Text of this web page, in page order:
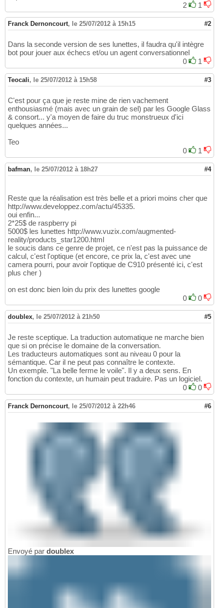
2
1
Franck Dernoncourt, le 25/07/2012 à 15h15 #2
Dans la seconde version de ses lunettes, il faudra qu'il intègre
bot pour jouer aux échecs et/ou un agent conversationnel
0
1
Teocali, le 25/07/2012 à 15h58 #3
C'est pour ça que je reste mine de rien vachement
enthousiasmé (mais avec un grain de sel) par les Google Glass
& consort... y'a moyen de faire du truc monstrueux d'ici
quelques années...
Teo
0
1
bafman, le 25/07/2012 à 18h27 #4
Reste que la réalisation est très belle et a priori moins cher que
http://www.developpez.com/actu/45335.
oui enfin...
2*25$ de raspberry pi
5000$ les lunettes http://www.vuzix.com/augmented-
reality/products_star1200.html
le soucis dans ce genre de projet, ce n'est pas la puissance de
calcul, c'est l'optique (et encore, ce prix la, c'est avec une
camera pourri, pour avoir l'optique de C910 présenté ici, c'est
plus cher )
on est donc bien loin du prix des lunettes google
0
0
doublex, le 25/07/2012 à 21h50 #5
Je reste sceptique. La traduction automatique ne marche bien
que si on précise le domaine de la conversation.
Les traducteurs automatiques sont au niveau 0 pour la
sémantique. Car il ne peut pas connaître le contexte.
Un exemple. "La belle ferme le voile". Il y a deux sens. En
fonction du contexte, un humain peut traduire. Pas un logiciel.
0
0
Franck Dernoncourt, le 25/07/2012 à 22h46 #6
Envoyé par doublex